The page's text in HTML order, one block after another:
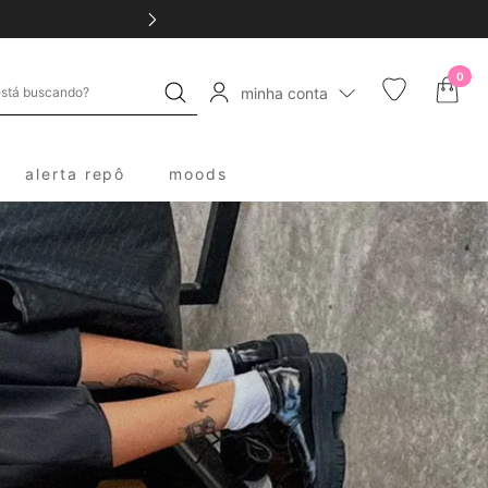
minha conta
0
alerta repô moods